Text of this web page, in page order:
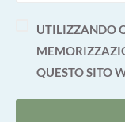
UTILIZZANDO
QUESTO SITO